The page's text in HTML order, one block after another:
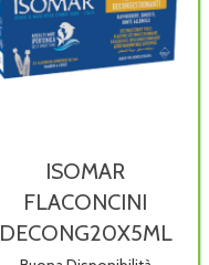
ISOMAR
FLACONCINI
DECONG20X5ML